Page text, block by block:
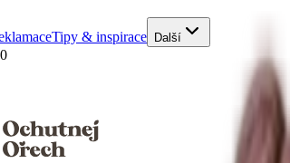
Tipy & inspirace Další